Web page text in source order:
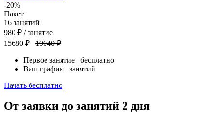
-20%
Пакет
16 занятий
980 ₽ / занятие
15680 ₽
19040 ₽
Первое занятие бесплатно
Ваш график занятий
Начать бесплатно
От заявки до занятий 2 дня